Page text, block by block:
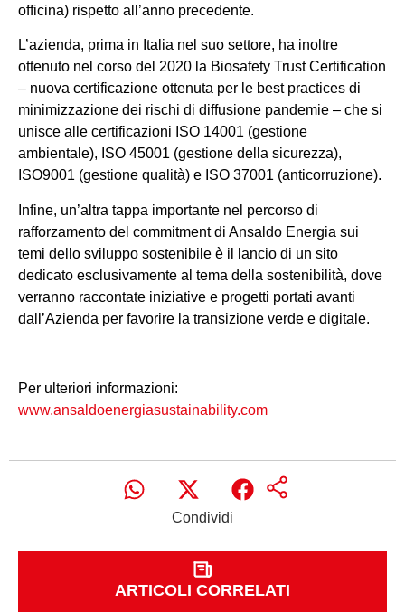
officina) rispetto all’anno precedente.
L’azienda, prima in Italia nel suo settore, ha inoltre
ottenuto nel corso del 2020 la Biosafety Trust Certification
– nuova certificazione ottenuta per le best practices di
minimizzazione dei rischi di diffusione pandemie – che si
unisce alle certificazioni ISO 14001 (gestione
ambientale), ISO 45001 (gestione della sicurezza),
ISO9001 (gestione qualità) e ISO 37001 (anticorruzione).
Infine, un’altra tappa importante nel percorso di
rafforzamento del commitment di Ansaldo Energia sui
temi dello sviluppo sostenibile è il lancio di un sito
dedicato esclusivamente al tema della sostenibilità, dove
verranno raccontate iniziative e progetti portati avanti
dall’Azienda per favorire la transizione verde e digitale.
Per ulteriori informazioni:
www.ansaldoenergiasustainability.com
Condividi
ARTICOLI CORRELATI